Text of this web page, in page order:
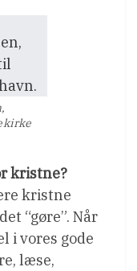
kristne?
kristne
“gøre”. Når
i vores gode
læse,